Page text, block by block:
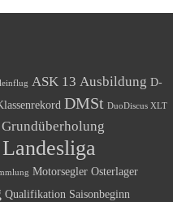
ASK 13 Ausbildung D-
DMSt DuoDiscus XLT
Grundüberholung
Landesliga
Motorsegler Osterlager
Qualifikation Saisonbeginn